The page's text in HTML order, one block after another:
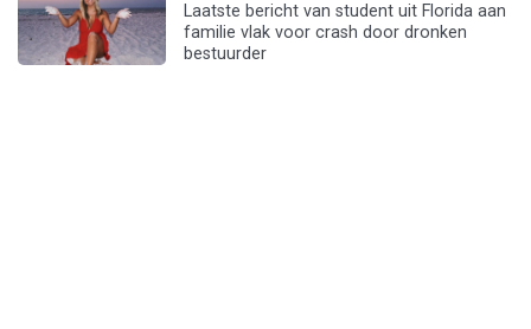
Laatste bericht van student uit Florida aan
familie vlak voor crash door dronken
bestuurder